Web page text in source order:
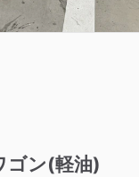
ゴン(軽油)